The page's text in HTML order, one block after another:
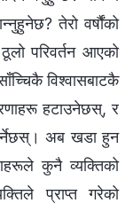
तेरो वर्षौंको
परिवर्तन आएको
विश्‍वासबाटकै
हटाउनेछस्, र
अब खडा हुन
कुनै व्यक्तिको
प्राप्त गरेको